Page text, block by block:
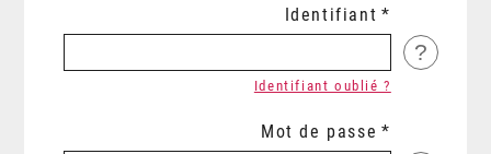
Identifiant
?
Identifiant oublié ?
Mot de passe